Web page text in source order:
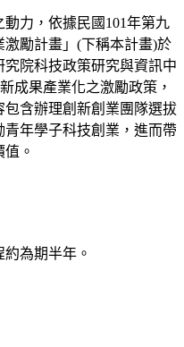
力，依據民國101年第九
勵計畫」(下稱本計畫)於
究院科技政策研究與資訊中
成果產業化之激勵政策，
含辦理創新創業團隊選拔
年學子科技創業，進而帶
。
為期半年。